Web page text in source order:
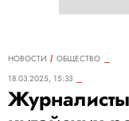
НОВОСТИ
ОБЩЕСТВО
18.03.2025, 15:33